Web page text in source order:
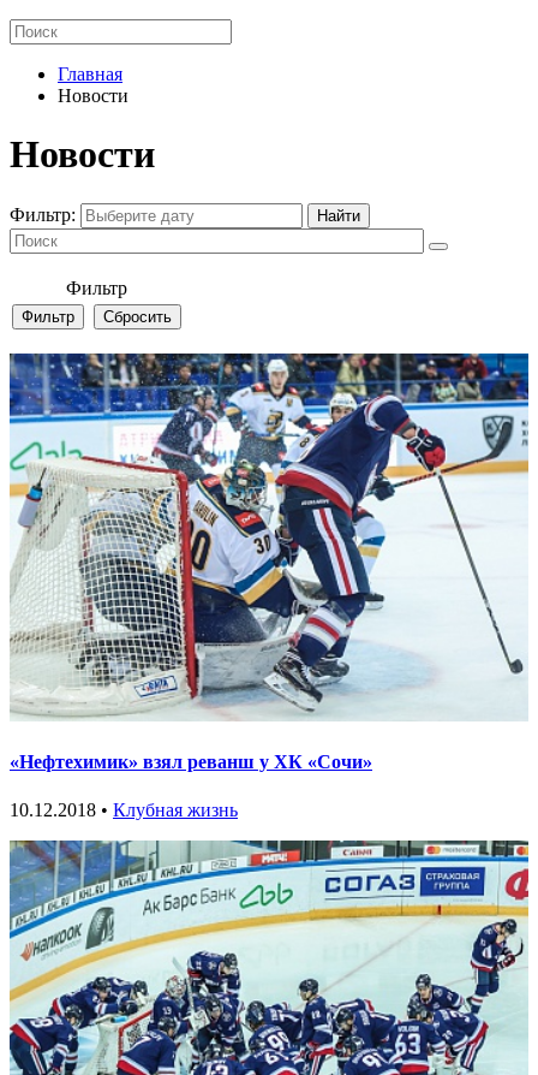
Главная
Новости
Новости
Фильтр:
Фильтр
«Нефтехимик» взял реванш у ХК «Сочи»
10.12.2018 • Клубная жизнь